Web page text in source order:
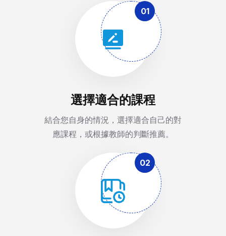
01
選擇適合的課程
結合您自身的情況，選擇適合自己的對
應課程，或根據教師的判斷推薦。
02